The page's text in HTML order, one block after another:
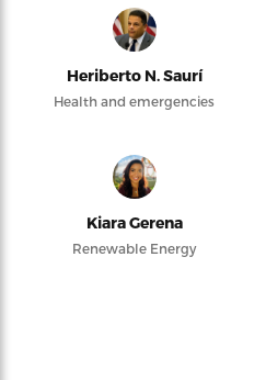
Heriberto N. Saurí
Health and emergencies
Kiara Gerena
Renewable Energy